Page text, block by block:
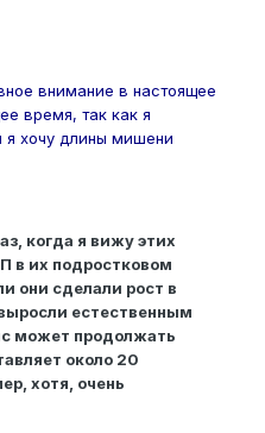
внимание в настоящее
время, так как я
я хочу длины мишени
когда я вижу этих
в их подростковом
они сделали рост в
естественным
может продолжать
около 20
хотя, очень